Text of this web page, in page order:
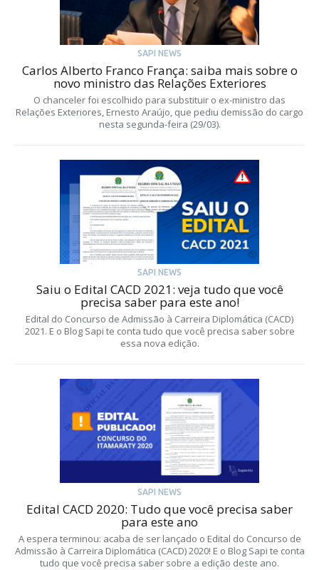
SAPI NEWS
Carlos Alberto Franco França: saiba mais sobre o
novo ministro das Relações Exteriores
O chanceler foi escolhido para substituir o ex-ministro das
Relações Exteriores, Ernesto Araújo, que pediu demissão do cargo
nesta segunda-feira (29/03).
SAPI NEWS
Saiu o Edital CACD 2021: veja tudo que você
precisa saber para este ano!
Edital do Concurso de Admissão à Carreira Diplomática (CACD)
2021. E o Blog Sapi te conta tudo que você precisa saber sobre
essa nova edição.
SAPI NEWS
Edital CACD 2020: Tudo que você precisa saber
para este ano
A espera terminou: acaba de ser lançado o Edital do Concurso de
Admissão à Carreira Diplomática (CACD) 2020! E o Blog Sapi te conta
tudo que você precisa saber sobre a edição deste ano.